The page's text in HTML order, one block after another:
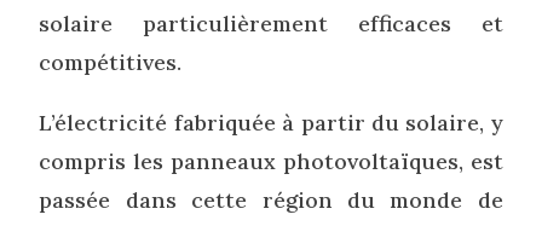
solaire particulièrement efficaces et
compétitives.
L’électricité fabriquée à partir du solaire, y
compris les panneaux photovoltaïques, est
passée dans cette région du monde de